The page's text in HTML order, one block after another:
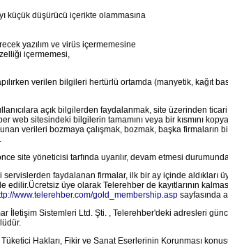
küçük düşürücü içerikte olammasına
yazılım ve virüs içermemesine
içermemesi,
verilen bilgileri hertürlü ortamda (manyetik, kağıt
açık bilgilerden faydalanmak, site üzerinden
web sitesindeki bilgilerin tamamını veya bir kısmını
verileri bozmaya çalışmak, bozmak, başka firmaların
site yöneticisi tarfında uyarılır, devam etmesi
faydalanan firmalar, ilk bir ay içinde
edilir.Ücretsiz üye olarak Telerehber de kayıtlarının
www.telerehber.com/gold_membership.asp sayfasında
İletişim Sistemleri Ltd. Şti. , Telerehber'deki adresleri
Hakları, Fikir ve Sanat Eserlerinin Korunması